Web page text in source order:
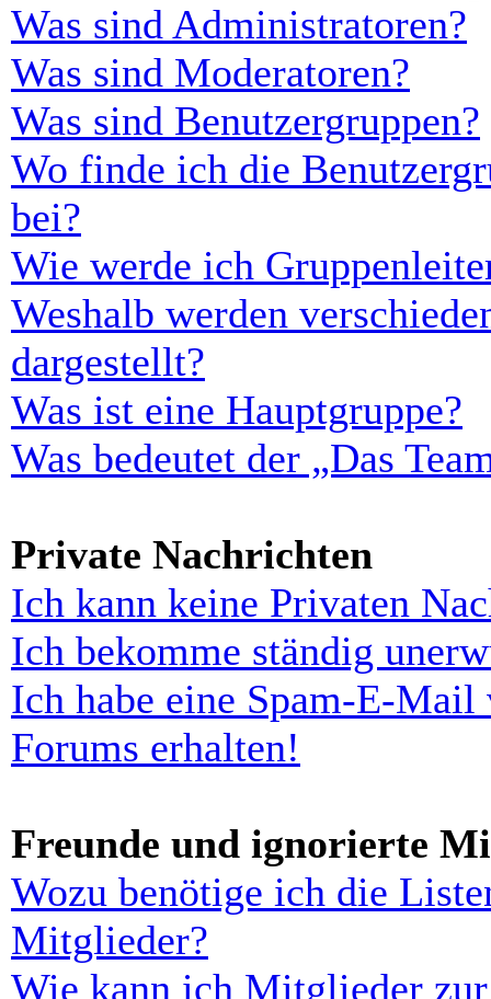
Was sind Administratoren?
Was sind Moderatoren?
Was sind Benutzergruppen?
Wo finde ich die
bei?
Wie werde ich
Weshalb werden
dargestellt?
Was ist eine Hauptgruppe?
Was bedeutet der „Das
Private Nachrichten
Ich kann keine Privaten
Ich bekomme ständig
Ich habe eine Spam-E-
Forums erhalten!
Freunde und ignorierte
Wozu benötige ich die
Mitglieder?
Wie kann ich Mitglieder